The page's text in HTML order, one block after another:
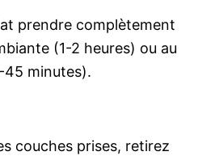
prendre complètement
(1-2 heures) ou au
minutes).
couches prises, retirez